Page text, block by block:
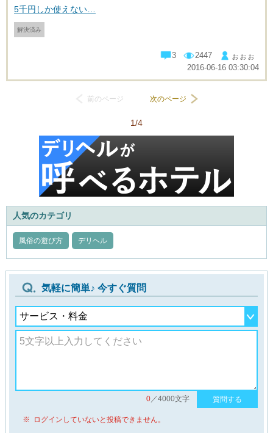
5千円しか使えない…
解決済み
3 2447
ぉぉぉ
2016-06-16 03:30:04
前のページ 次のページ
1/4
人気のカテゴリ
風俗の遊び方 デリヘル
気軽に簡単♪ 今すぐ質問
0／4000文字 質問する
※ ログインしていないと投稿できません。